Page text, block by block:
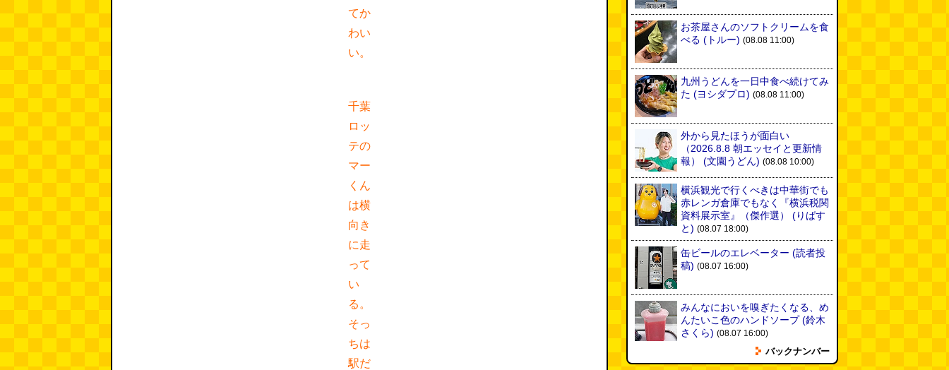
てか
わい
い。
千葉
ロッ
テの
マー
くん
は横
向き
に走
って
い
る。
そっ
ちは
駅だ
お茶屋さんのソフトクリームを食
べる (トルー) (08.08 11:00)
九州うどんを一日中食べ続けてみ
た (ヨシダプロ) (08.08 11:00)
外から見たほうが面白い
（2026.8.8 朝エッセイと更新情
報）
(文園うどん) (08.08 10:00)
横浜観光で行くべきは中華街でも
赤レンガ倉庫でもなく『横浜税関
資料展示室』（傑作選）
(りばす
と) (08.07 18:00)
缶ビールのエレベーター (読者投
稿) (08.07 16:00)
みんなにおいを嗅ぎたくなる、め
んたいこ色のハンドソープ(鈴木
さくら) (08.07 16:00)
平成のデニムペンケースを自作す
バックナンバー